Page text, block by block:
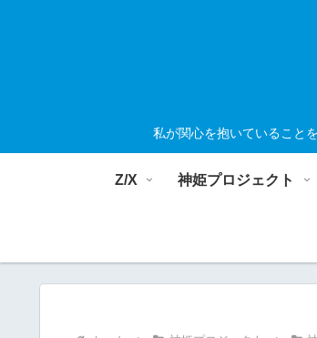
私が関心を抱いていること
Z/X 神姫プロジェクト